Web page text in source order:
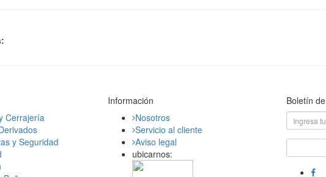
Cerrajería
y Seguridad
Información
Nosotros
Servicio al cliente
Aviso legal
ubicarnos:
Boletín